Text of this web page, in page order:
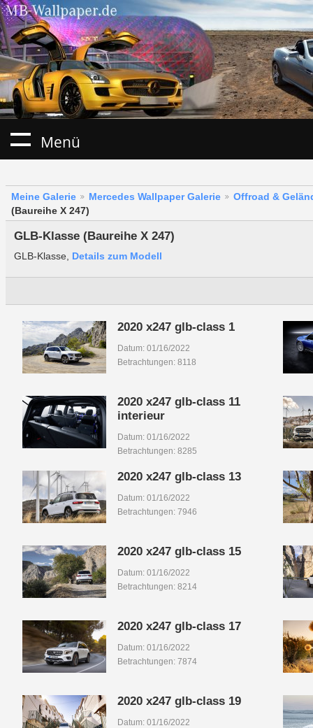
Menü
Meine Galerie Mercedes Wallpaper Galerie
Offroad &
(Baureihe X 247)
GLB-Klasse (Baureihe X 247)
GLB-Klasse, Details zum Modell
2020 x247 glb-class 1
Datum: 01/16/2022
Betrachtungen: 8118
2020 x247 glb-class 11
interieur
Datum: 01/16/2022
Betrachtungen: 8285
2020 x247 glb-class 13
Datum: 01/16/2022
Betrachtungen: 7946
2020 x247 glb-class 15
Datum: 01/16/2022
Betrachtungen: 8214
2020 x247 glb-class 17
Datum: 01/16/2022
Betrachtungen: 7874
2020 x247 glb-class 19
Datum: 01/16/2022